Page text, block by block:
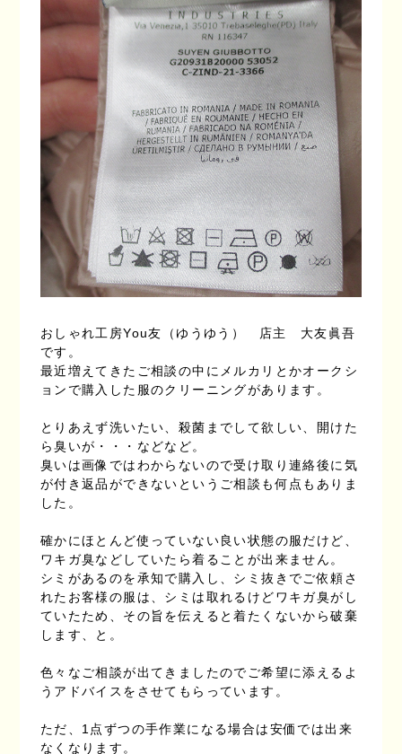
おしゃれ工房You友（ゆうゆう） 店主 大友眞吾
です。
最近増えてきたご相談の中にメルカリとかオークシ
ョンで購入した服のクリーニングがあります。
とりあえず洗いたい、殺菌までして欲しい、開けた
ら臭いが・・・などなど。
臭いは画像ではわからないので受け取り連絡後に気
が付き返品ができないというご相談も何点もありま
した。
確かにほとんど使っていない良い状態の服だけど、
ワキガ臭などしていたら着ることが出来ません。
シミがあるのを承知で購入し、シミ抜きでご依頼さ
れたお客様の服は、シミは取れるけどワキガ臭がし
ていたため、その旨を伝えると着たくないから破棄
します、と。
色々なご相談が出てきましたのでご希望に添えるよ
うアドバイスをさせてもらっています。
ただ、1点ずつの手作業になる場合は安価では出来
なくなります。